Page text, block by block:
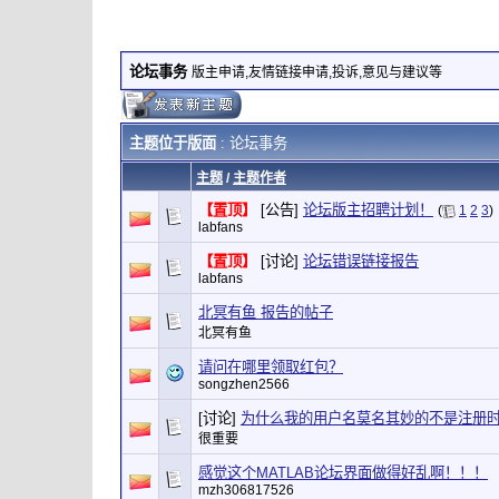
论坛事务 版主申请,友情链接申请,投诉,意见与建议等
主题位于版面: 论坛事务
主题/ 主题作者
【置顶】 [公告] 论坛版主招聘计划！ ( 1 2 3)
labfans
【置顶】 [讨论] 论坛错误链接报告
labfans
北冥有鱼 报告的帖子
北冥有鱼
请问在哪里领取红包？
songzhen2566
[讨论] 为什么我的用户名莫名其妙的不是注册
很重要
感觉这个MATLAB论坛界面做得好乱啊！！！
mzh306817526